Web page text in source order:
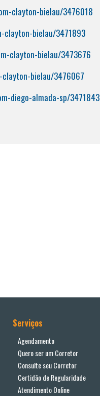
clayton-bielau/3476018
clayton-bielau/3471893
clayton-bielau/3473676
bielau/3476067
diego-almada-sp/3471843
Serviços
Agendamento
Quero ser um Corretor
Consulte seu Corretor
Certidão de Regularidade
Atendimento Online